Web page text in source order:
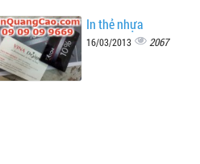
In thẻ nhựa
16/03/2013 2067